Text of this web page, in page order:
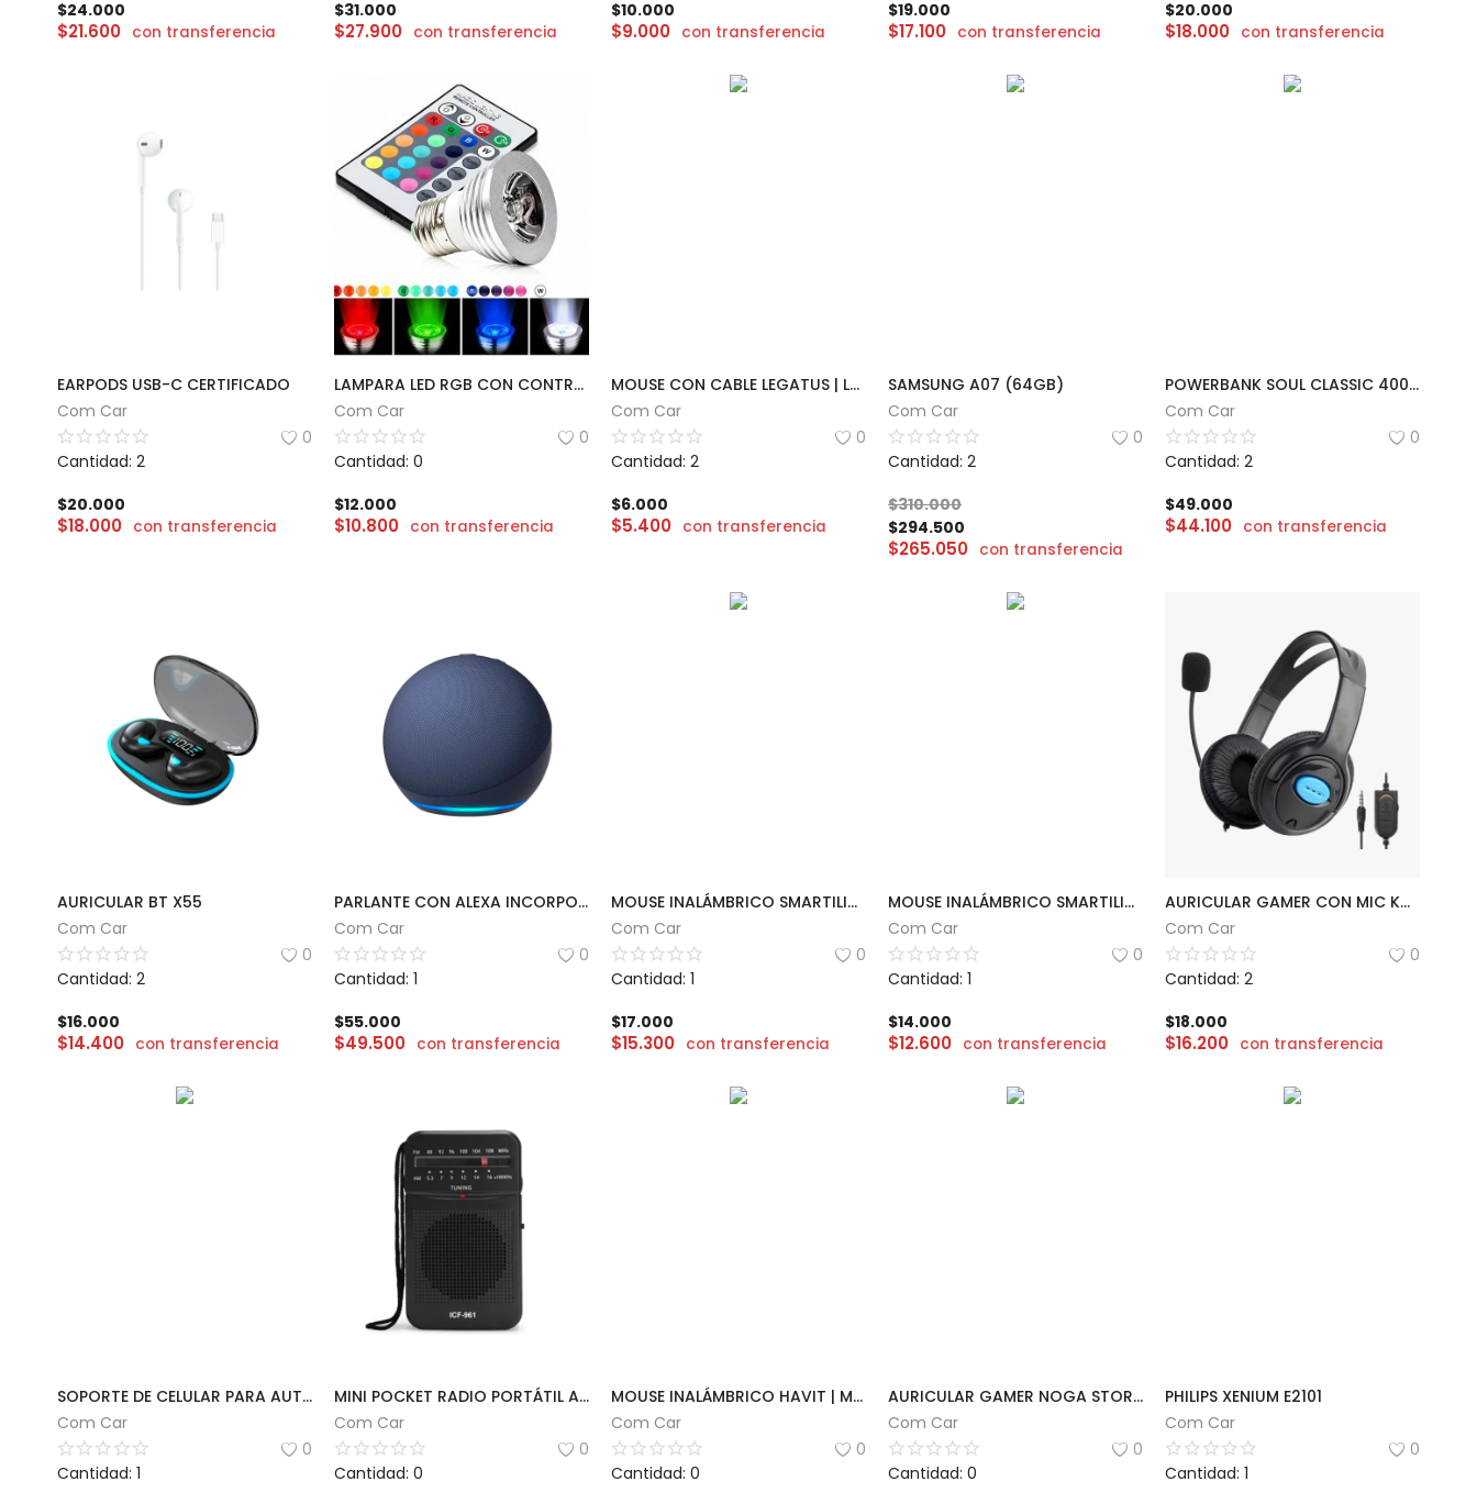
$24.000
$21.600 con transferencia
$31.000
$27.900 con transferencia
$10.000
$9.000 con transferencia
$19.000
$17.100 con transferencia
$20.000
$18.000 con transferencia
EARPODS USB-C CERTIFICADO
Com Car
0
Cantidad: 2
$20.000
$18.000 con transferencia
LAMPARA LED RGB CON CONTROL
Com Car
0
Cantidad: 0
$12.000
$10.800 con transferencia
MOUSE CON CABLE LEGATUS | LM-G212-E
Com Car
0
Cantidad: 2
$6.000
$5.400 con transferencia
SAMSUNG A07 (64GB)
Com Car
0
Cantidad: 2
$310.000
$294.500
$265.050 con transferencia
POWERBANK SOUL CLASSIC 400 | 20000mAh
Com Car
0
Cantidad: 2
$49.000
$44.100 con transferencia
AURICULAR BT X55
Com Car
0
Cantidad: 2
$16.000
$14.400 con transferencia
PARLANTE CON ALEXA INCORPORADO
Com Car
0
Cantidad: 1
$55.000
$49.500 con transferencia
MOUSE INALÁMBRICO SMARTILIKE | MS01
Com Car
0
Cantidad: 1
$17.000
$15.300 con transferencia
MOUSE INALÁMBRICO SMARTILIKE | MS03
Com Car
0
Cantidad: 1
$14.000
$12.600 con transferencia
AURICULAR GAMER CON MIC KNUP | KP-352
Com Car
0
Cantidad: 2
$18.000
$16.200 con transferencia
SOPORTE DE CELULAR PARA AUTO 360º | TOMATE TPH-821
Com Car
0
Cantidad: 1
MINI POCKET RADIO PORTÁTIL AM/FM
Com Car
0
Cantidad: 0
MOUSE INALÁMBRICO HAVIT | MS78GT
Com Car
0
Cantidad: 0
AURICULAR GAMER NOGA STORMER | ST-704
Com Car
0
Cantidad: 0
PHILIPS XENIUM E2101
Com Car
0
Cantidad: 1